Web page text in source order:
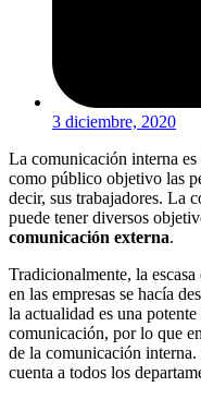
3 diciembre, 2020
La comunicación interna
como público objetivo las
decir, sus trabajadores. La
puede tener diversos
comunicación externa.
Tradicionalmente, la
en las empresas se hacía
la actualidad es una
comunicación, por lo que
de la comunicación interna.
cuenta a todos los